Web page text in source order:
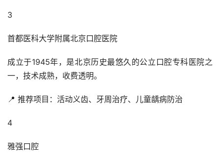
3
首都医科大学附属北京口腔医院
成立于1945年，是北京历史最悠久的公立口腔专科医院之
一，技术成熟，收费透明。
📍 推荐项目：活动义齿、牙周治疗、儿童龋病防治
4
雅强口腔